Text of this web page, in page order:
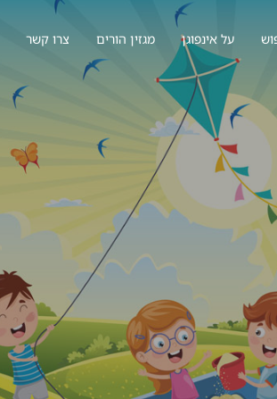
על אינפוגן מגזין הורים צרו קשר